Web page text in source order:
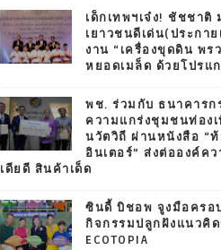
เด็กเทพฯเจ๋ง! ชัชชาติ
เยาวชนดีเด่น(ประกา
งาน “เครื่องขุดดิน พร
หยอดเมล็ด ด้วยโปรแ
พช. ร่วมกับ ธนาคารก
ความแกร่งชุมชนท่องเ
นวัตวิถี ผ่านหนังสือ “
อินเตอร์” ส่งต่อองค์ค
เดียดี สินค้าเด็ด
ซินดี้ บิชอพ จูงมือครอ
กิจกรรมปลูกฝังแนวคิ
ECOTOPIA